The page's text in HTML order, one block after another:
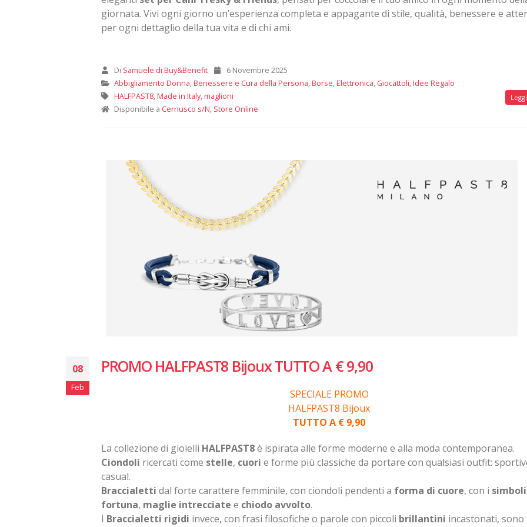
giornata. Vivi ogni giorno un’esperienza completa e appagante di stile, qualità, benessere e
per ogni dettaglio della tua vita e di chi ami.
Di Samuele di Buy&Benefit
6 Novembre 2025
Abbigliamento Donna,Benessere e Cura della Persona,Borse,Elettronica, Giocattoli,Idee Regalo
HALFPAST8,Made in Italy,maglioni
Disponibile a Cernusco s/N, Store Online
08
Feb
PROMO HALFPAST8 Bijoux TUTTO A € 9,90
SPECIALE PROMO
HALFPAST8 Bijoux
TUTTO A € 9,90
La collezione di gioielli HALFPAST8è ispirata alle forme moderne e alla moda contemporanea.
Ciondoli ricercati come stelle, cuori e forme più classiche da portare con qualsiasi outfit:
casual.
Braccialetti dal forte carattere femminile, con ciondoli pendenti a forma di cuore, con i
fortuna, maglie intrecciate e chiodo avvolto.
I Braccialetti rigidi invece, con frasi filosofiche o parole con piccoli brillantini incastonati, sono